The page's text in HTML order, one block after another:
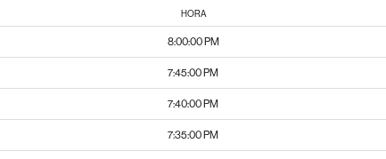
HORA
8:00:00 PM
7:45:00 PM
7:40:00 PM
7:35:00 PM